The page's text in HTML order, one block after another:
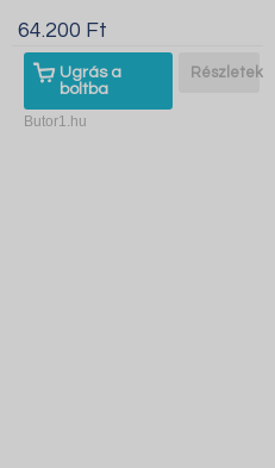
64.200 Ft
Ugrás a
boltba
Részletek
Butor1.hu